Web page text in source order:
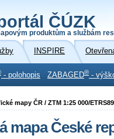
ČÚZK
produktům a službám
INSPIRE
- polohopis ZABAGED® -
mapy ČR / ZTM 1:25 000/
mapa České